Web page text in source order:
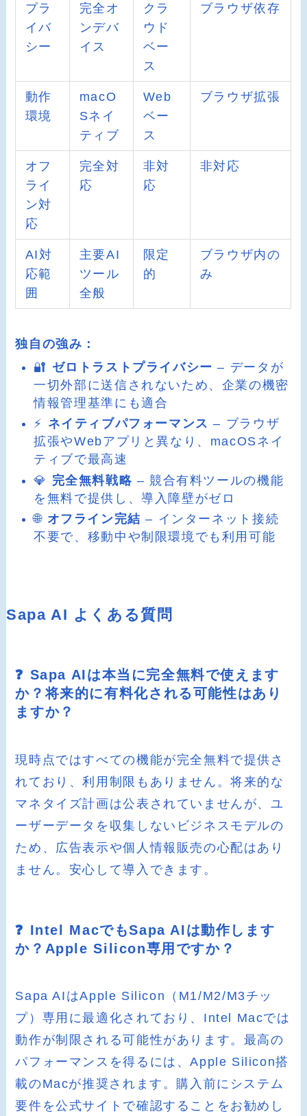
プラ
イバ
シー
完全オ
ンデバ
イス
クラ
ウド
ベー
ス
ブラウザ依存
動作
環境
macO
Sネイ
ティブ
Web
ベー
ス
ブラウザ拡張
オフ
ライ
ン対
応
完全対
応
非対
応
非対応
AI対
応範
囲
主要AI
ツール
全般
限定
的
ブラウザ内の
み
独自の強み：
🔐 ゼロトラストプライバシー – データが
一切外部に送信されないため、企業の機密
情報管理基準にも適合
⚡ ネイティブパフォーマンス – ブラウザ
拡張やWebアプリと異なり、macOSネイ
ティブで最高速
💎 完全無料戦略 – 競合有料ツールの機能
を無料で提供し、導入障壁がゼロ
🌐 オフライン完結 – インターネット接続
不要で、移動中や制限環境でも利用可能
Sapa AI よくある質問
❓ Sapa AIは本当に完全無料で使えます
か？将来的に有料化される可能性はあり
ますか？
現時点ではすべての機能が完全無料で提供さ
れており、利用制限もありません。将来的な
マネタイズ計画は公表されていませんが、ユ
ーザーデータを収集しないビジネスモデルの
ため、広告表示や個人情報販売の心配はあり
ません。安心して導入できます。
❓ Intel MacでもSapa AIは動作します
か？Apple Silicon専用ですか？
Sapa AIはApple Silicon（M1/M2/M3チッ
プ）専用に最適化されており、Intel Macでは
動作が制限される可能性があります。最高の
パフォーマンスを得るには、Apple Silicon搭
載のMacが推奨されます。購入前にシステム
要件を公式サイトで確認することをお勧めし